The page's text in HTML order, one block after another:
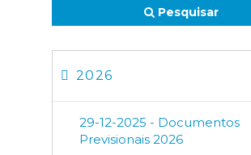
Pesquisar
2026
29-12-2025 - Documentos
Previsionais 2026